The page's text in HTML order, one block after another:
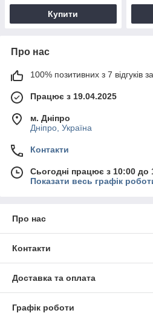
Купити
Про нас
100% позитивних з 7 відгуків
Працює з 19.04.2025
м. Дніпро
Дніпро, Україна
Контакти
Сьогодні працює з 10:00 до
Показати весь графік
Про нас
Контакти
Доставка та оплата
Графік роботи